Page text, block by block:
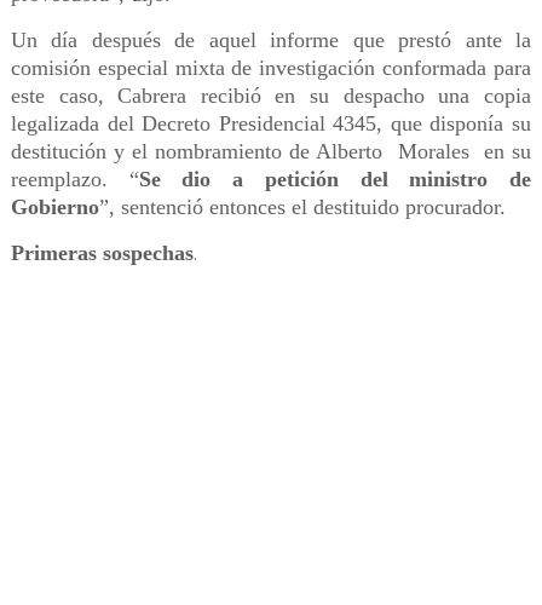
Un día después de aquel informe que prestó ante la
comisión especial mixta de investigación conformada para
este caso, Cabrera recibió en su despacho una copia
legalizada del Decreto Presidencial 4345, que disponía su
destitución y el nombramiento de Alberto Morales en su
reemplazo. “Se dio a petición del ministro de
Gobierno”, sentenció entonces el destituido procurador.
Primeras sospechas.